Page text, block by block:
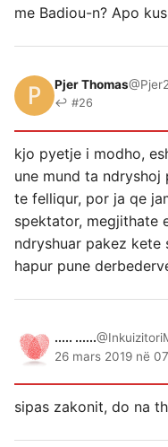
me Badiou-n? Apo
Pjer Thomas@Pjer
↩ #26
kjo pyetje i modho,
une mund ta
te felliqur, por ja qe
spektator, megjithate
ndryshuar pakez
hapur pune
..... ......
26 mars 2019 në
sipas zakonit, do na